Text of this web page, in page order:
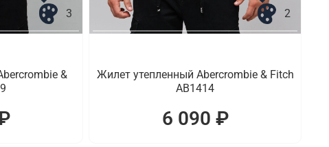
3
&
2
Жилет утепленный Abercrombie & Fitch
AB1414
6 090 ₽